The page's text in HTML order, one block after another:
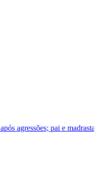
madrasta são presos em